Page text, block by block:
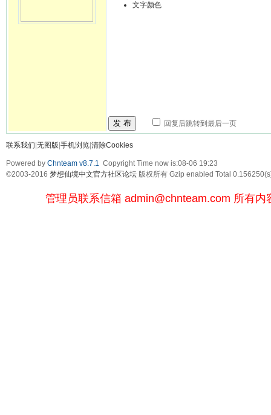
文字颜色
发 布 回复后跳转到最后一页
联系我们 无图版 手机浏览 清除Cookies
Powered by Chnteam v8.7.1 Copyright Time now is:08-06 19:23
©2003-2016 梦想仙境中文官方社区论坛 版权所有 Gzip enabled Total
管理员联系信箱 admin@chnteam.com 所有内